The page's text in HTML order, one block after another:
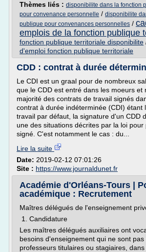
Thèmes liés : disponibilite dans la fonction
pour convenance personnelle / disponibilite
publique pour convenances personnelles /
emplois de la fonction publique
fonction publique territoriale disponibilite
d'emploi fonction publique territoriale
CDD : contrat à durée
Le CDI est un graal pour de nombreux
que le CDD est entré dans les moeurs et
majorité des contrats de travail signés
contrat à durée indéterminée (CDI) étant
travail par défaut, la signature d'un CDD
une des situations décrites par la loi pour
signé. C'est notamment le cas : du...
Lire la suite
Date: 2019-02-12 07:01:26
Site : https://www.journaldunet.fr
Académie d'Orléans-Tours |
académique : Recrutement
Maîtres délégués de l'enseignement
1. Candidature
Les maîtres délégués auxiliaires ont
besoins d'enseignement qui ne sont
professeurs titulaires ou stagiaires,